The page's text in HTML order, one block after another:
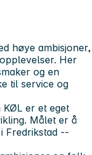
høye ambisjoner,
Her
og en
til service og
KØL er et eget
Målet er å
Fredrikstad --